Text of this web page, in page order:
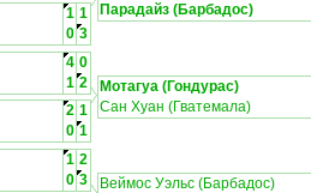
1 1
0 3
Парадайз (Барбадос)
4 0
1 2
2 1
0 1
Мотагуа (Гондурас)
Сан Хуан (Гватемала)
1 2
0 3
Веймос Уэльс (Барбадос)